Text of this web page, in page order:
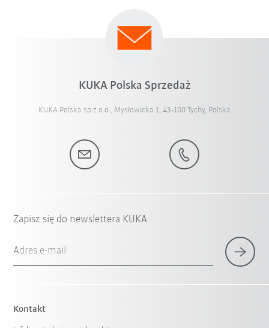
KUKA Polska Sprzedaż
KUKA Polska sp.z o.o., Mysłowicka 1, 43-100 Tychy, Polska
Zapisz się do newslettera KUKA
Adres e-mail
Kontakt